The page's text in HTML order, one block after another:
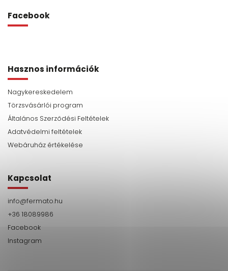
Facebook
Hasznos információk
Nagykereskedelem
Törzsvásárlói program
Általános Szerződési Feltételek
Adatvédelmi feltételek
Webáruház értékelése
Kapcsolat
info@fermato.hu
+36 18089986
Facebook
Instagram